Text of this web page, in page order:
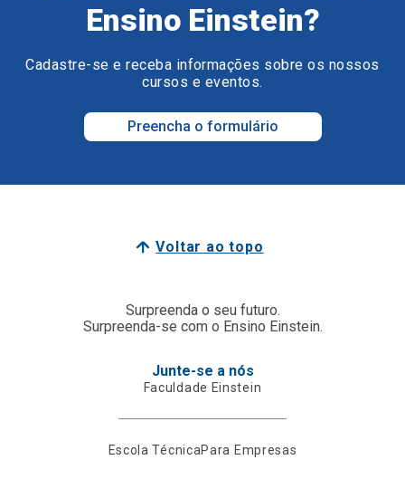
Ensino Einstein?
Cadastre-se e receba informações sobre os nossos
cursos e eventos.
Preencha o formulário
Voltar ao topo
Surpreenda o seu futuro.
Surpreenda-se com o Ensino Einstein.
Junte-se a nós
Faculdade Einstein
Escola TécnicaPara Empresas